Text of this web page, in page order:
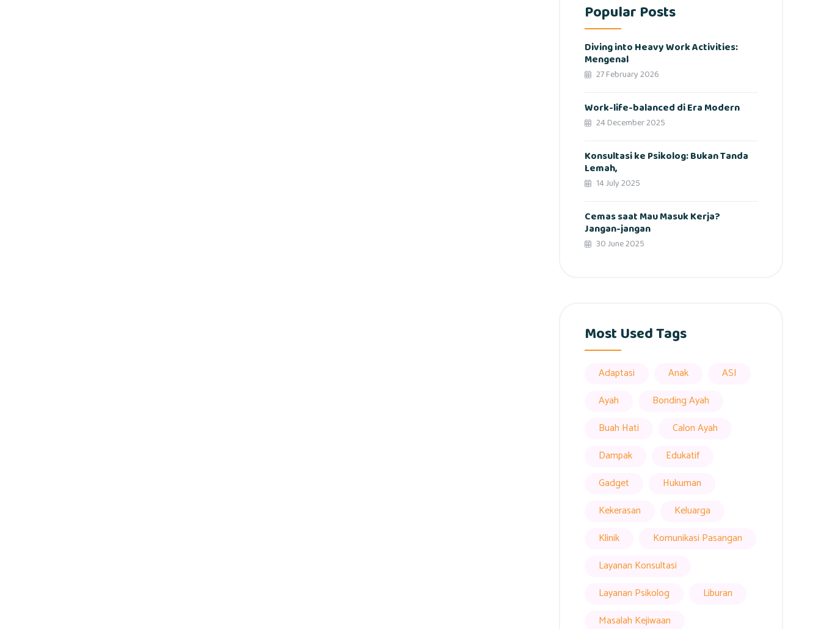
Popular Posts
Diving into Heavy Work Activities:
Mengenal
27 February 2026
Work-life-balanced di Era Modern
24 December 2025
Konsultasi ke Psikolog: Bukan Tanda
Lemah,
14 July 2025
Cemas saat Mau Masuk Kerja?
Jangan-jangan
30 June 2025
Most Used Tags
Adaptasi Anak
ASI
Ayah
Bonding Ayah
Buah Hati
Calon Ayah
Dampak
Edukatif
Gadget
Hukuman
Kekerasan
Keluarga
Klinik
Komunikasi Pasangan
Layanan Konsultasi
Layanan Psikolog
Liburan
Masalah Kejiwaan